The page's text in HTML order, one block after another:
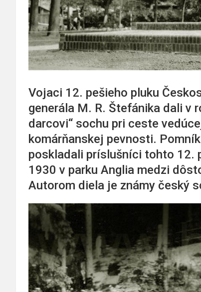
Vojaci 12. pešieho pluku
generála M. R. Štefánika dali v
darcovi“ sochu pri ceste
komárňanskej pevnosti.
poskladali príslušníci tohto 12.
1930 v parku Anglia medzi
Autorom diela je známy český